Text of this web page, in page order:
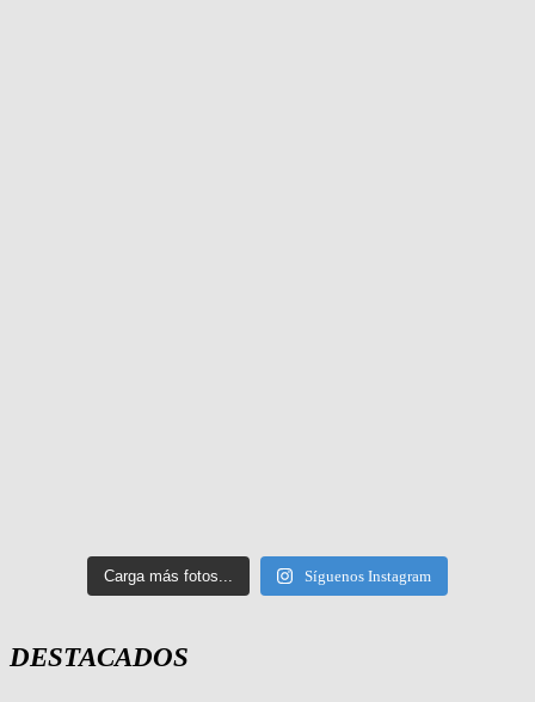
Carga más fotos... Síguenos Instagram
DESTACADOS